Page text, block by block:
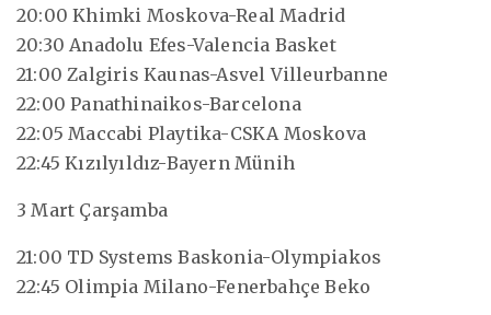
20:00 Khimki Moskova-Real Madrid
20:30 Anadolu Efes-Valencia Basket
21:00 Zalgiris Kaunas-Asvel Villeurbanne
22:00 Panathinaikos-Barcelona
22:05 Maccabi Playtika-CSKA Moskova
22:45 Kızılyıldız-Bayern Münih
3 Mart Çarşamba
21:00 TD Systems Baskonia-Olympiakos
22:45 Olimpia Milano-Fenerbahçe Beko